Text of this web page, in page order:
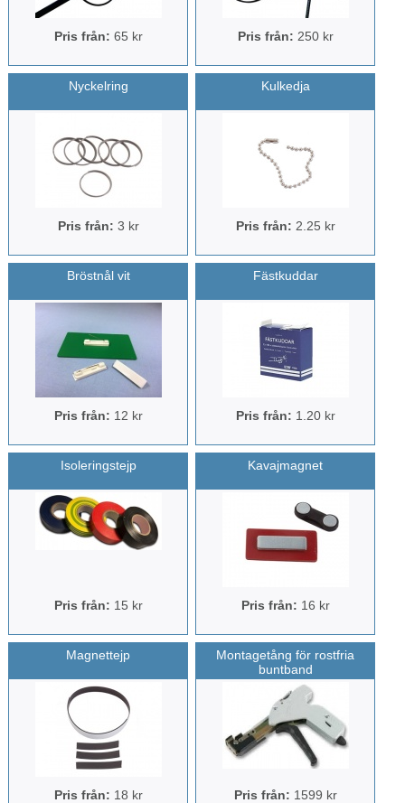
Pris från: 65 kr Pris från: 250 kr
Nyckelring
Pris från: 3 kr
Kulkedja
Pris från: 2.25 kr
Bröstnål vit
Pris från: 12 kr
Fästkuddar
Pris från: 1.20 kr
Isoleringstejp
Pris från: 15 kr
Kavajmagnet
Pris från: 16 kr
Magnettejp
Pris från: 18 kr
Montagetång för rostfria
buntband
Pris från: 1599 kr